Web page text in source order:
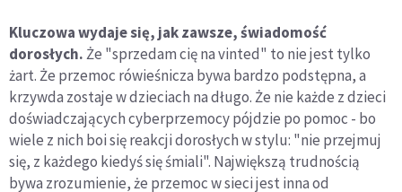
Kluczowa wydaje się, jak zawsze, świadomość
dorosłych.Że "sprzedam cię na vinted" to nie jest tylko
żart. Że przemoc rówieśnicza bywa bardzo podstępna, a
krzywda zostaje w dzieciach na długo. Że nie każde z dzieci
doświadczających cyberprzemocy pójdzie po pomoc - bo
wiele z nich boi się reakcji dorosłych w stylu: "nie przejmuj
się, z każdego kiedyś się śmiali". Największą trudnością
bywa zrozumienie, że przemoc w sieci jest inna od